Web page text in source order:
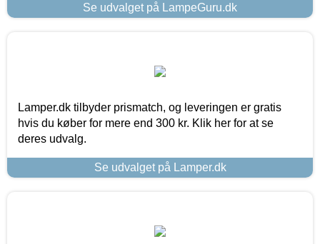
Se udvalget på LampeGuru.dk
Lamper.dk tilbyder prismatch, og leveringen er gratis
hvis du køber for mere end 300 kr. Klik her for at se
deres udvalg.
Se udvalget på Lamper.dk